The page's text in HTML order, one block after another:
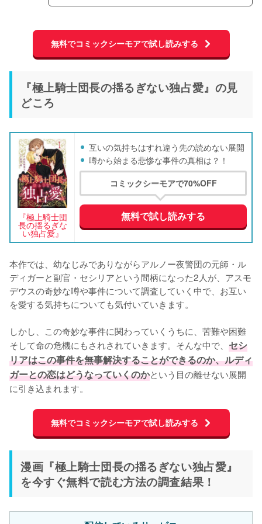
無料でコミックシーモアで試し読みする
『極上騎士団長の揺るぎない独占愛』の見
どころ
『極上騎士団
長の揺るぎな
い独占愛』
互いの気持ちはすれ違う先の読めない展開
噂から始まる悲惨な事件の真相は？！
コミックシーモアで70%OFF
無料で試し読みする
本作では、幼なじみでありながらアルノー夜警団の元師・ル
ディガーと副官・セシリアという間柄になった2人が、アスモ
デウスの奇妙な噂や事件について調査していく中で、お互い
を愛する気持ちについても気付いていきます。
しかし、この奇妙な事件に関わっていくうちに、苦難や困難
そして命の危機にもされされていきます。そんな中で、 セシ
リアはこの事件を無事解決することができるのか、ルディ
ガーとの恋はどうなっていくのかという目の離せない展開
に引き込まれます。
無料でコミックシーモアで試し読みする
漫画『極上騎士団長の揺るぎない独占愛』
を今すぐ無料で読む方法の調査結果！